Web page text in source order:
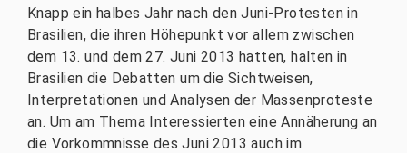
Knapp ein halbes Jahr nach den Juni-Protesten in
Brasilien, die ihren Höhepunkt vor allem zwischen
dem 13. und dem 27. Juni 2013 hatten, halten in
Brasilien die Debatten um die Sichtweisen,
Interpretationen und Analysen der Massenproteste
an. Um am Thema Interessierten eine Annäherung an
die Vorkommnisse des Juni 2013 auch im